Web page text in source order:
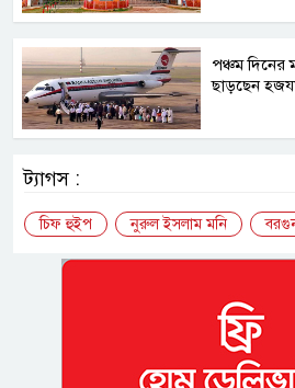
পঞ্চম দিনের
ছাড়ছেন
ট্যাগস :
চিফ হুইপ নুরুল ইসলাম মনি